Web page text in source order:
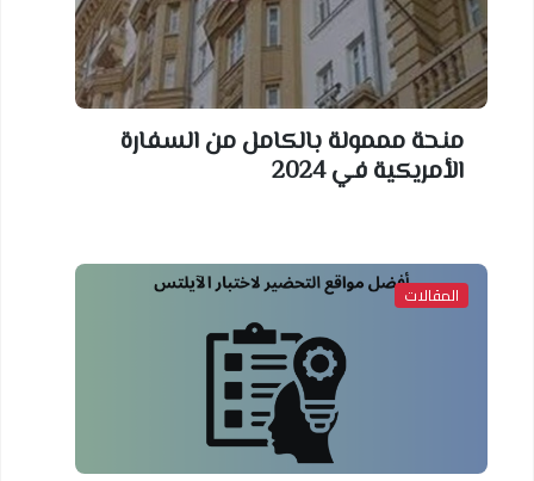
منحة مممولة بالكامل من السفارة
الأمريكية في 2024
المقالات